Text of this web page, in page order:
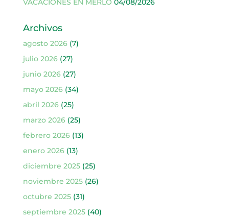
Archivos
agosto 2026(7)
julio 2026(27)
junio 2026(27)
mayo 2026(34)
abril 2026(25)
marzo 2026(25)
febrero 2026(13)
enero 2026(13)
diciembre 2025(25)
noviembre 2025(26)
octubre 2025(31)
septiembre 2025(40)